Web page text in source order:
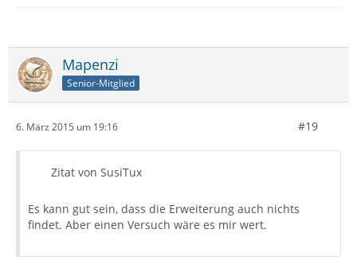
Mapenzi
Senior-Mitglied
6. März 2015 um 19:16 #19
Zitat von SusiTux
Es kann gut sein, dass die Erweiterung auch nichts
findet. Aber einen Versuch wäre es mir wert.